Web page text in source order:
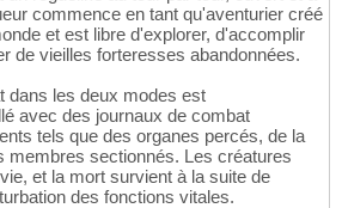
commence en tant qu'aventurier créé
et est libre d'explorer, d'accomplir
de vieilles forteresses abandonnées.
dans les deux modes est
avec des journaux de combat
tels que des organes percés, de la
membres sectionnés. Les créatures
et la mort survient à la suite de
des fonctions vitales.